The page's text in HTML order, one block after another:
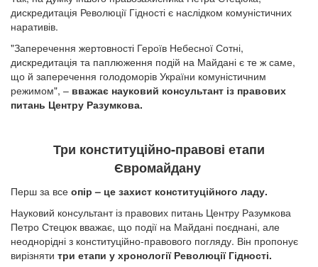
дискредитація Революції Гідності є наслідком комуністичних
наративів.
"Заперечення жертовності Героїв Небесної Сотні,
дискредитація та паплюження подій на Майдані є те ж саме,
що й заперечення голодоморів України комуністичним
режимом", – вважає науковий консультант із правових
питань Центру Разумкова.
Три конституційно-правові етапи
Євромайдану
Перш за все опір – це захист конституційного ладу.
Науковий консультант із правових питань Центру Разумкова
Петро Стецюк вважає, що події на Майдані поєднані, але
неоднорідні з конституційно-правового погляду. Він пропонує
вирізняти три етапи у хронології Революції Гідності.